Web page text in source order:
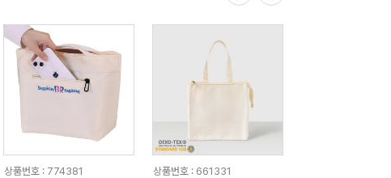
상품번호 : 774381
상품번호 : 661331